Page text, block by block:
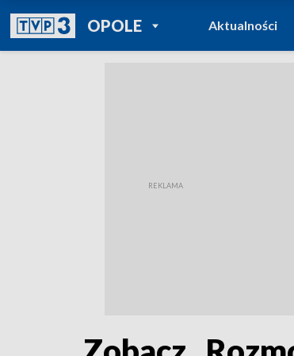
OPOLEPOWRÓT DO
TVP REGIONY
Aktualności